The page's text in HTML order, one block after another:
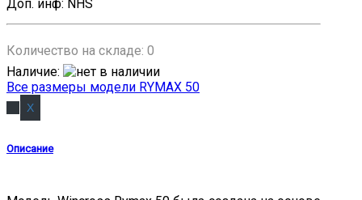
Доп. инф: NHS
Количество на складе: 0
Наличие:
Все размеры модели RYMAX 50
Описание